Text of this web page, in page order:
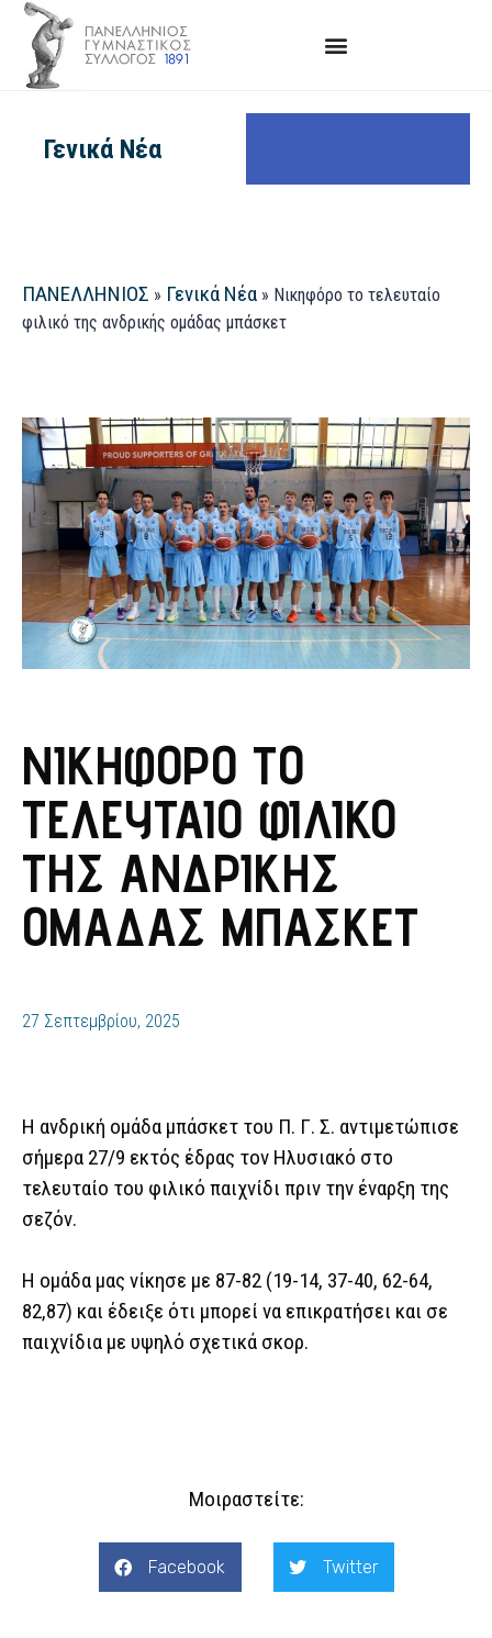
Γενικά Νέα
ΠΑΝΕΛΛΗΝΙΟΣ » Γενικά Νέα » Νικηφόρο το τελευταίο
φιλικό της ανδρικής ομάδας μπάσκετ
ΝΙΚΗΦΌΡΟ ΤΟ
ΤΕΛΕΥΤΑΊΟ ΦΙΛΙΚΌ
ΤΗΣ ΑΝΔΡΙΚΉΣ
ΟΜΆΔΑΣ ΜΠΆΣΚΕΤ
27 Σεπτεμβρίου, 2025
Η ανδρική ομάδα μπάσκετ του Π. Γ. Σ. αντιμετώπισε
σήμερα 27/9 εκτός έδρας τον Ηλυσιακό στο
τελευταίο του φιλικό παιχνίδι πριν την έναρξη της
σεζόν.
Η ομάδα μας νίκησε με 87-82 (19-14, 37-40, 62-64,
82,87) και έδειξε ότι μπορεί να επικρατήσει και σε
παιχνίδια με υψηλό σχετικά σκορ.
Μοιραστείτε:
Facebook Twitter